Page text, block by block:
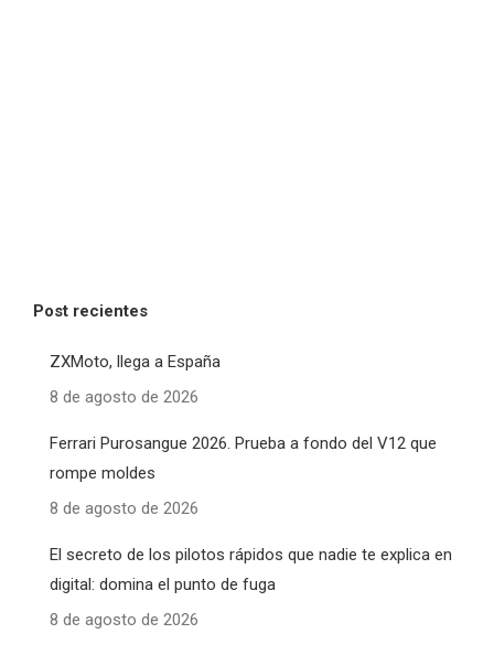
Post recientes
ZXMoto, llega a España
8 de agosto de 2026
Ferrari Purosangue 2026. Prueba a fondo del V12 que
rompe moldes
8 de agosto de 2026
El secreto de los pilotos rápidos que nadie te explica en
digital: domina el punto de fuga
8 de agosto de 2026